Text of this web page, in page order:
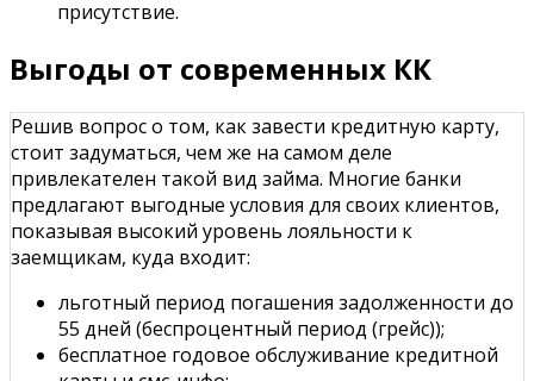
присутствие.
Выгоды от современных КК
Решив вопрос о том, как завести кредитную карту,
стоит задуматься, чем же на самом деле
привлекателен такой вид займа. Многие банки
предлагают выгодные условия для своих клиентов,
показывая высокий уровень лояльности к
заемщикам, куда входит:
льготный период погашения задолженности до
55 дней (беспроцентный период (грейс));
бесплатное годовое обслуживание кредитной